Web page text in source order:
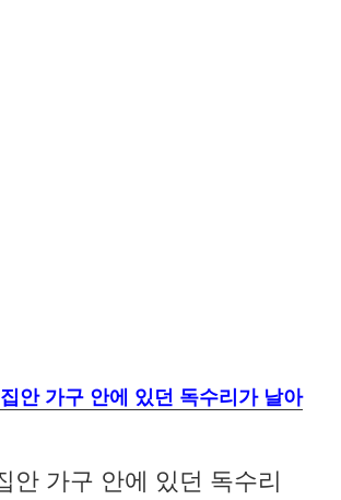
안 가구 안에 있던 독수리가 날아
안 가구 안에 있던 독수리